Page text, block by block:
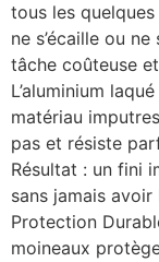
tous les
ne s’écaille ou
tâche coûteuse
L’aluminium
matériau
pas et résiste
Résultat : un fini
sans jamais avoir
Protection
moineaux